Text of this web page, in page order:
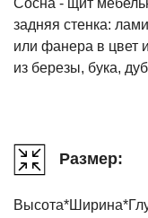
Сосна - щит
задняя стенка:
или фанера в цвет
из березы, бука,
Размер: